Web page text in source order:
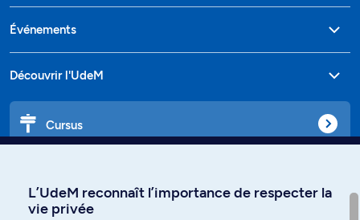
Événements
Découvrir l'UdeM
Cursus
L’UdeM reconnaît l’importance de respecter la
vie privée